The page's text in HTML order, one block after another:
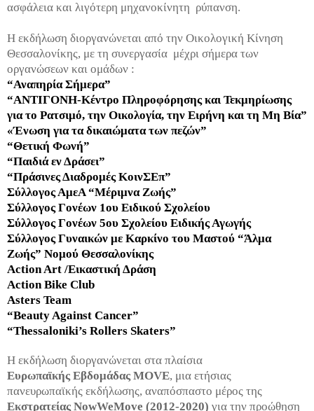
ασφάλεια και λιγότερη μηχανοκίνητη ρύπανση.
Η εκδήλωση διοργανώνεται από την Οικολογική Κίνηση
Θεσσαλονίκης, με τη συνεργασία μέχρι σήμερα των
οργανώσεων και ομάδων :
“Αναπηρία Σήμερα”
“ΑΝΤΙΓΟΝΗ-Κέντρο Πληροφόρησης και Τεκμηρίωσης
για το Ρατσιμό, την Οικολογία, την Ειρήνη και τη Μη Βία”
«Ένωση για τα δικαιώματα των πεζών”
“Θετική Φωνή”
“Παιδιά εν Δράσει”
“Πράσινες Διαδρομές ΚοινΣΕπ”
Σύλλογος ΑμεΑ “Μέριμνα Ζωής”
Σύλλογος Γονέων 1ου Ειδικού Σχολείου
Σύλλογος Γονέων 5ου Σχολείου Ειδικής Αγωγής
Σύλλογος Γυναικών με Καρκίνο του Μαστού “Άλμα
Ζωής” Νομού Θεσσαλονίκης
Action Art /Εικαστική Δράση
Action Bike Club
Asters Team
“Beauty Against Cancer”
“Thessaloniki’s Rollers Skaters”
H εκδήλωση διοργανώνεται στα πλαίσια
Ευρωπαϊκής Εβδομάδας MOVE, μια ετήσιας
πανευρωπαϊκής εκδήλωσης, αναπόσπαστο μέρος της
Εκστρατείας NowWeMove (2012-2020) για την προώθηση